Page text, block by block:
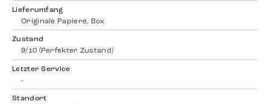
Lieferumfang
Originale Papiere, Box
Zustand
9/10 (Perfekter Zustand)
Letzter Service
-
Standort